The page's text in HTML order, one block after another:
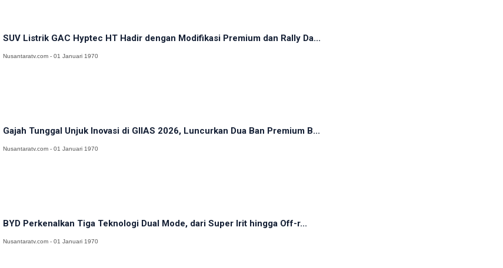
SUV Listrik GAC Hyptec HT Hadir dengan Modifikasi Premium dan Rally Da...
Nusantaratv.com - 01 Januari 1970
Gajah Tunggal Unjuk Inovasi di GIIAS 2026, Luncurkan Dua Ban Premium B...
Nusantaratv.com - 01 Januari 1970
BYD Perkenalkan Tiga Teknologi Dual Mode, dari Super Irit hingga Off-r...
Nusantaratv.com - 01 Januari 1970